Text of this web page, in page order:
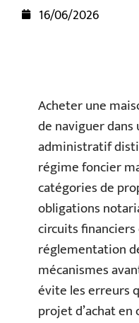
16/06/2026
Acheter une
de naviguer
administratif
régime foncier
catégories de
obligations
circuits
réglementation
mécanismes
évite les erreurs
projet d’achat